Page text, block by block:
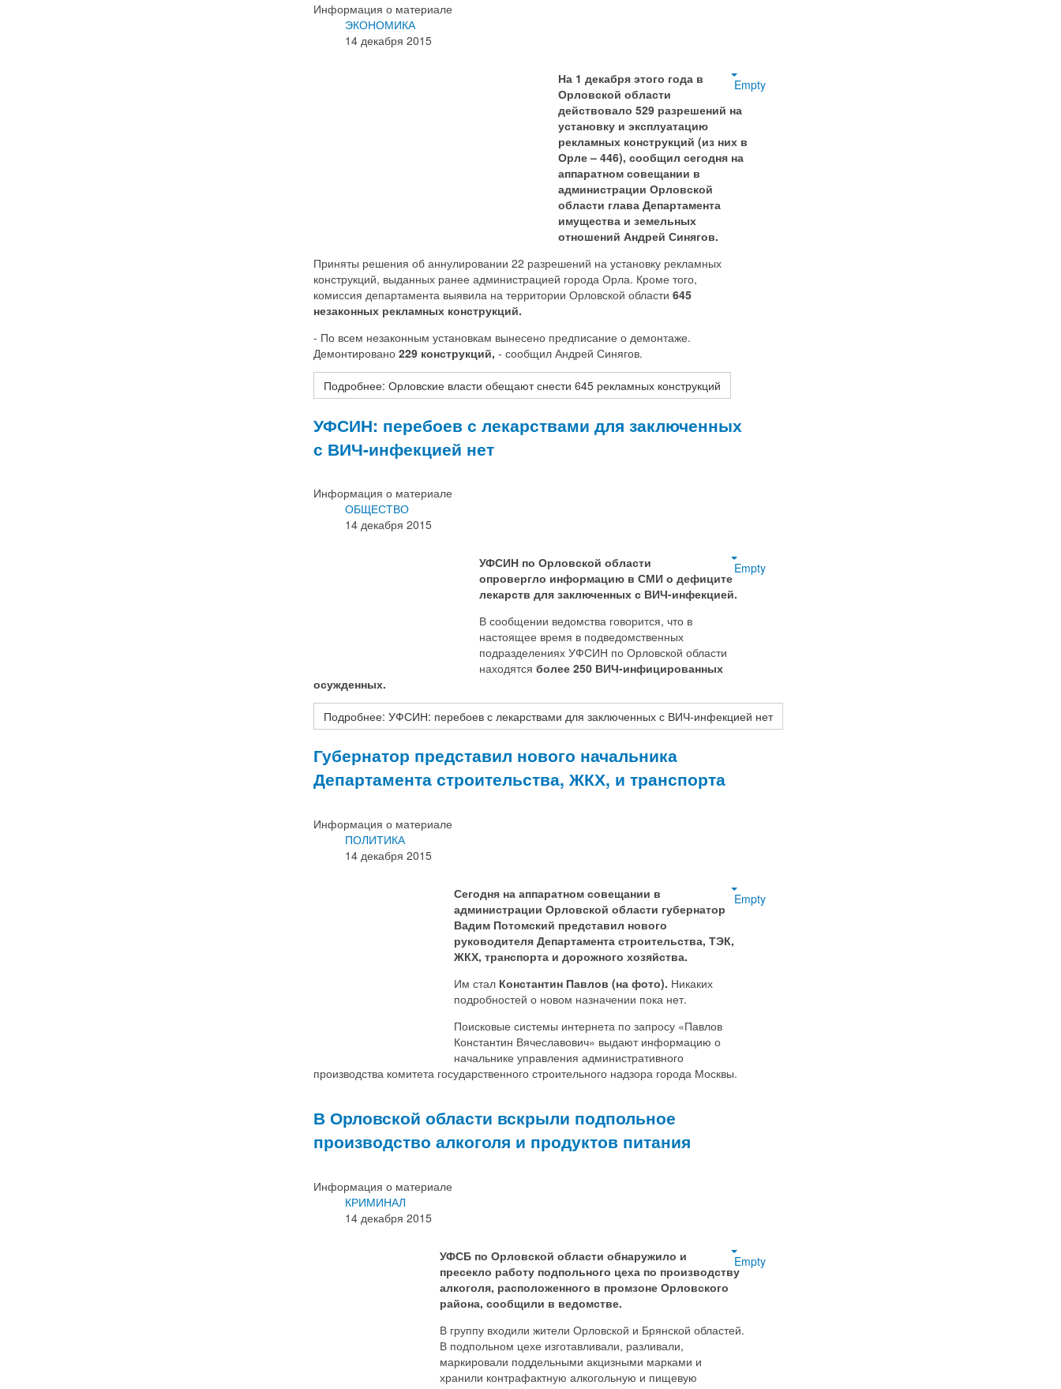
Информация о материале
ЭКОНОМИКА
14 декабря 2015
Empty
На 1 декабря этого года в
Орловской области
действовало 529 разрешений на
установку и эксплуатацию
рекламных конструкций (из них в
Орле – 446), сообщил сегодня на
аппаратном совещании в
администрации Орловской
области глава Департамента
имущества и земельных
отношений Андрей Синягов.
Приняты решения об аннулировании 22 разрешений на установку рекламных
конструкций, выданных ранее администрацией города Орла. Кроме того,
комиссия департамента выявила на территории Орловской области 645
незаконных рекламных конструкций.
- По всем незаконным установкам вынесено предписание о демонтаже.
Демонтировано 229 конструкций, - сообщил Андрей Синягов.
Подробнее: Орловские власти обещают снести 645 рекламных конструкций
УФСИН: перебоев с лекарствами для заключенных
с ВИЧ-инфекцией нет
Информация о материале
ОБЩЕСТВО
14 декабря 2015
Empty
УФСИН по Орловской области
опровергло информацию в СМИ о дефиците
лекарств для заключенных с ВИЧ-инфекцией.
В сообщении ведомства говорится, что в
настоящее время в подведомственных
подразделениях УФСИН по Орловской области
находятся более 250 ВИЧ-инфицированных
осужденных.
Подробнее: УФСИН: перебоев с лекарствами для заключенных с ВИЧ-инфекцией нет
Губернатор представил нового начальника
Департамента строительства, ЖКХ, и транспорта
Информация о материале
ПОЛИТИКА
14 декабря 2015
Empty
Сегодня на аппаратном совещании в
администрации Орловской области губернатор
Вадим Потомский представил нового
руководителя Департамента строительства, ТЭК,
ЖКХ, транспорта и дорожного хозяйства.
Им стал Константин Павлов (на фото). Никаких
подробностей о новом назначении пока нет.
Поисковые системы интернета по запросу «Павлов
Константин Вячеславович» выдают информацию о
начальнике управления административного
производства комитета государственного строительного надзора города Москвы.
В Орловской области вскрыли подпольное
производство алкоголя и продуктов питания
Информация о материале
КРИМИНАЛ
14 декабря 2015
Empty
УФСБ по Орловской области обнаружило и
пресекло работу подпольного цеха по производству
алкоголя, расположенного в промзоне Орловского
района, сообщили в ведомстве.
В группу входили жители Орловской и Брянской областей.
В подпольном цехе изготавливали, разливали,
маркировали поддельными акцизными марками и
хранили контрафактную алкогольную и пищевую